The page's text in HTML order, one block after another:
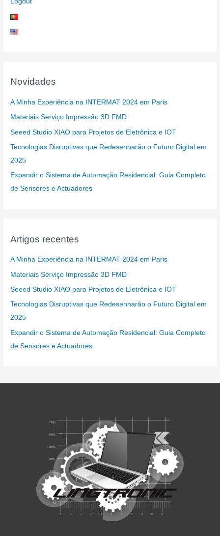
Novidades
A Minha Experiência na INTERMAT 2024 em Paris
Materiais Serviço Impressão 3D FMD
Seeed Studio XIAO para Projetos de Eletrônica e IOT
Tecnologias Disruptivas que Redesenharão o Futuro Digital em
2025
Expandir o Sistema de Automação Residencial: Guia Completo
de Sensores e Actuadores
Artigos recentes
A Minha Experiência na INTERMAT 2024 em Paris
Materiais Serviço Impressão 3D FMD
Seeed Studio XIAO para Projetos de Eletrônica e IOT
Tecnologias Disruptivas que Redesenharão o Futuro Digital em
2025
Expandir o Sistema de Automação Residencial: Guia Completo
de Sensores e Actuadores